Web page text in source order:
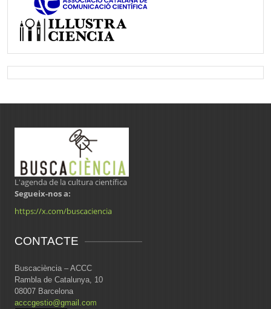
L'agenda de la cultura científica
Segueix-nos a:
https://x.com/buscaciencia
CONTACTE
Buscaciència – ACCC
Rambla de Catalunya, 10
08007 Barcelona
acccgestio@gmail.com